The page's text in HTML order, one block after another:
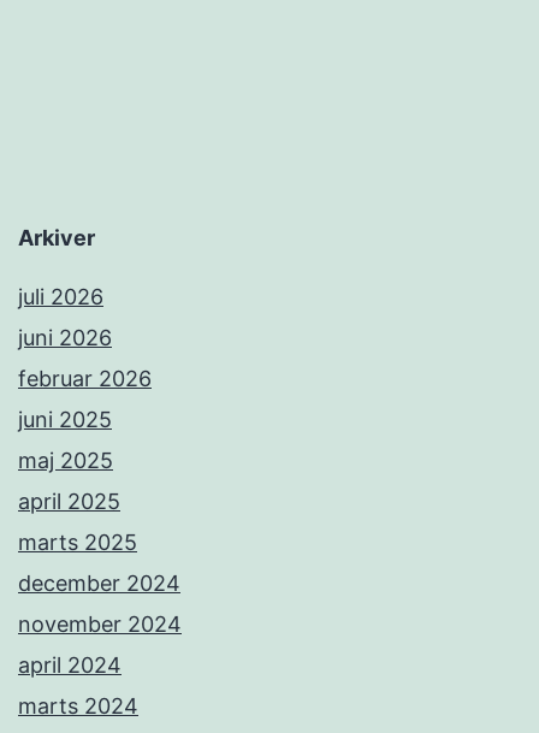
Arkiver
juli 2026
juni 2026
februar 2026
juni 2025
maj 2025
april 2025
marts 2025
december 2024
november 2024
april 2024
marts 2024